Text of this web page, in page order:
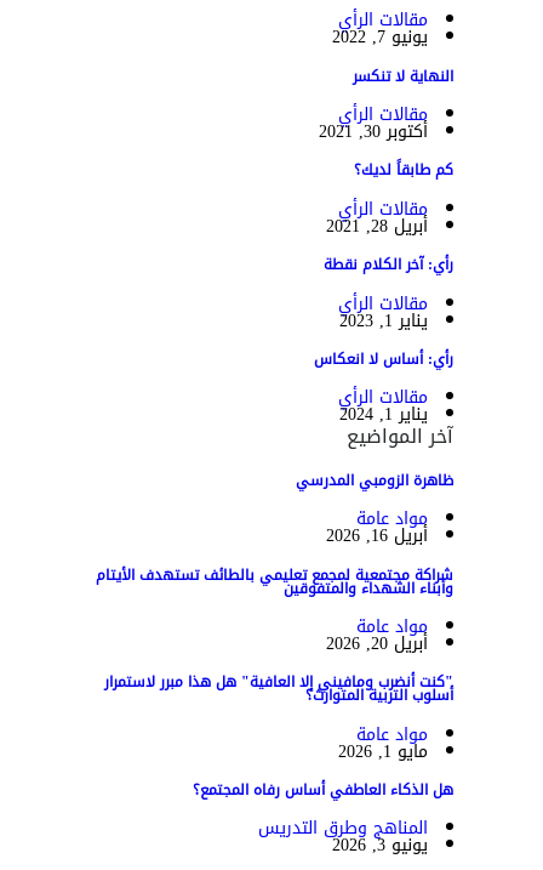
مقالات الرأي
يونيو 7, 2022
النهاية لا تنكسر
مقالات الرأي
أكتوبر 30, 2021
كم طابقاً لديك؟
مقالات الرأي
أبريل 28, 2021
رأي: آخر الكلام نقطة
مقالات الرأي
يناير 1, 2023
رأي: أساس لا انعكاس
مقالات الرأي
يناير 1, 2024
آخر المواضيع
ظاهرة الزومبي المدرسي
مواد عامة
أبريل 16, 2026
شراكة مجتمعية لمجمع تعليمي بالطائف تستهدف الأيتام
وأبناء الشهداء والمتفوقين
مواد عامة
أبريل 20, 2026
"كنت أنضرب ومافيني إلا العافية" هل هذا مبرر لاستمرار
أسلوب التربية المتوارث؟
مواد عامة
مايو 1, 2026
هل الذكاء العاطفي أساس رفاه المجتمع؟
المناهج وطرق التدريس
يونيو 3, 2026